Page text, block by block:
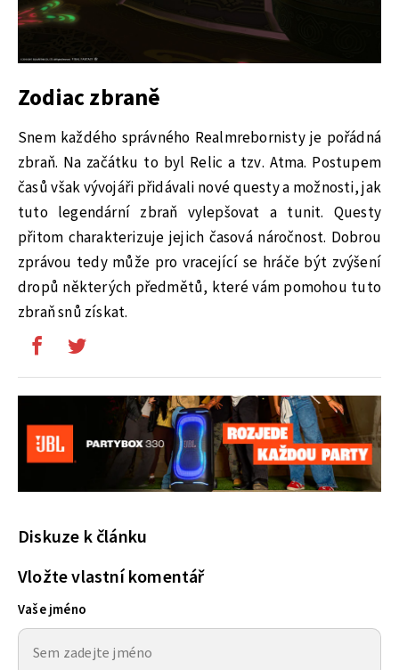
Zodiac zbraně
Snem každého správného Realmrebornisty je pořádná
zbraň. Na začátku to byl Relic a tzv. Atma. Postupem
časů však vývojáři přidávali nové questy a možnosti, jak
tuto legendární zbraň vylepšovat a tunit. Questy
přitom charakterizuje jejich časová náročnost. Dobrou
zprávou tedy může pro vracející se hráče být zvýšení
dropů některých předmětů, které vám pomohou tuto
zbraň snů získat.
Diskuze k článku
Vložte vlastní komentář
Vaše jméno